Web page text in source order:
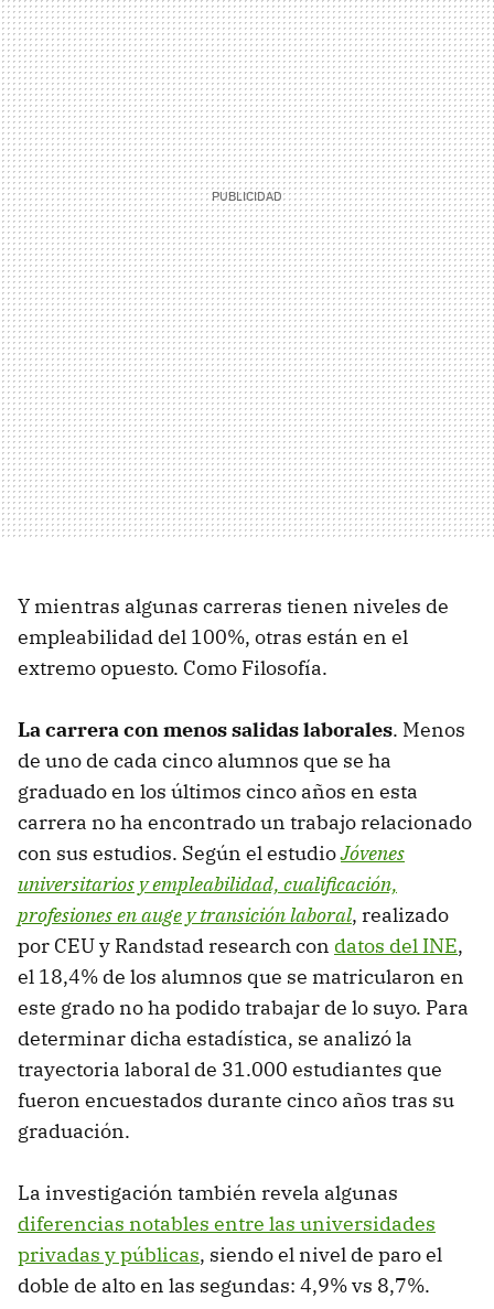
Y mientras algunas carreras tienen niveles de
empleabilidad del 100%, otras están en el
extremo opuesto. Como Filosofía.
La carrera con menos salidas laborales. Menos
de uno de cada cinco alumnos que se ha
graduado en los últimos cinco años en esta
carrera no ha encontrado un trabajo relacionado
con sus estudios. Según el estudioJóvenes
universitarios y empleabilidad, cualificación,
profesiones en auge y transición laboral, realizado
por CEU y Randstad research con datos del INE,
el 18,4% de los alumnos que se matricularon en
este grado no ha podido trabajar de lo suyo. Para
determinar dicha estadística, se analizó la
trayectoria laboral de 31.000 estudiantes que
fueron encuestados durante cinco años tras su
graduación.
La investigación también revela algunas
diferencias notables entre las universidades
privadas y públicas, siendo el nivel de paro el
doble de alto en las segundas: 4,9% vs 8,7%.